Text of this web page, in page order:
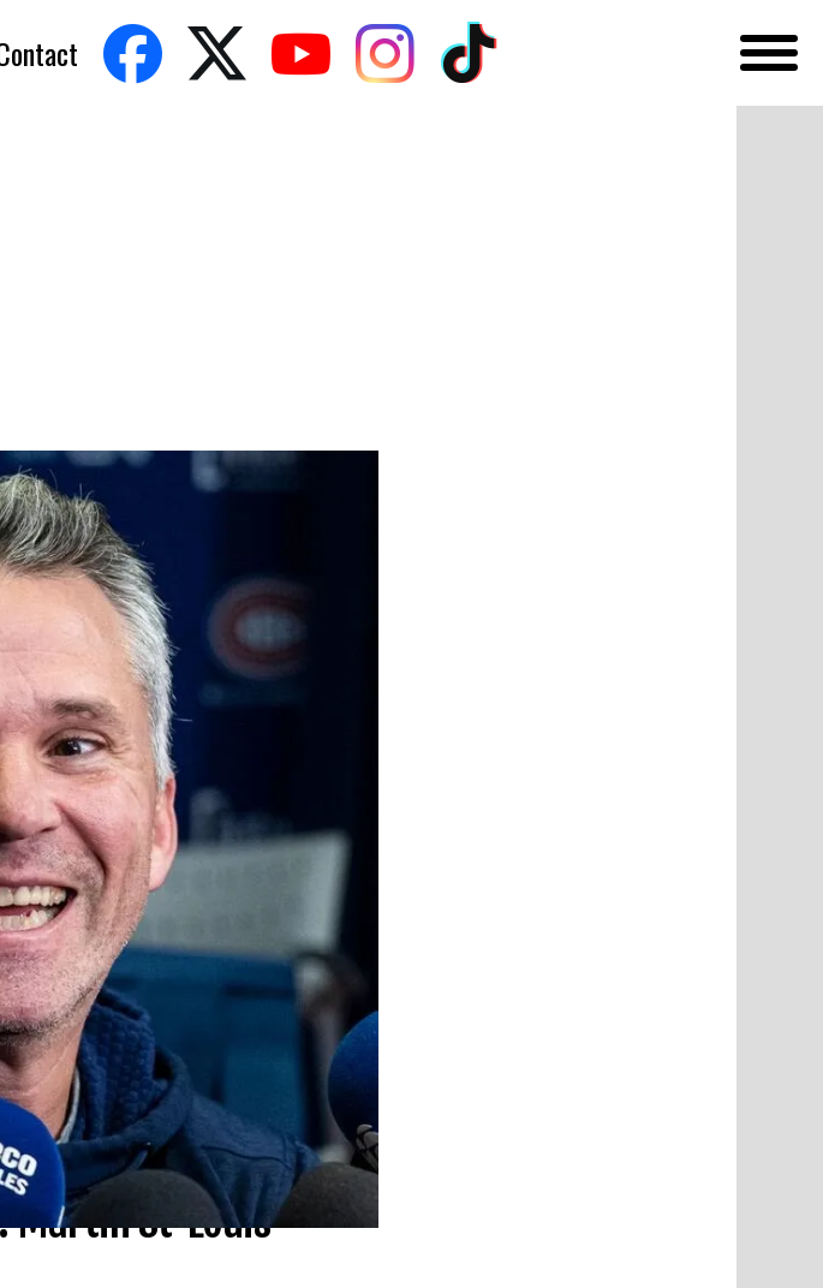
Martin St-Louis